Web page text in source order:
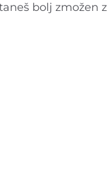
bolj zmožen